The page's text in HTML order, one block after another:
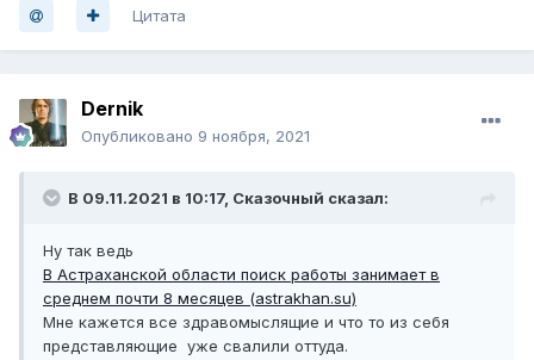
Цитата
Dernik
Опубликовано 9 ноября, 2021
В 09.11.2021 в 10:17, Сказочный сказал:
Ну так ведь
В Астраханской области поиск работы занимает в
среднем почти 8 месяцев (astrakhan.su)
Мне кажется все здравомыслящие и что то из себя
представляющие уже свалили оттуда.